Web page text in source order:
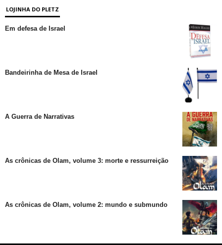
LOJINHA DO PLETZ
Em defesa de Israel
Bandeirinha de Mesa de Israel
A Guerra de Narrativas
As crônicas de Olam, volume 3: morte e ressurreição
As crônicas de Olam, volume 2: mundo e submundo